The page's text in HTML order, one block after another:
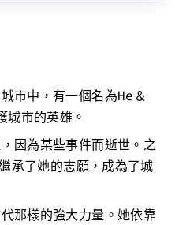
市中，有一個名為He＆
城市的英雄。
因為某些事件而逝世。之
承了她的志願，成為了城
那樣的強大力量。她依靠